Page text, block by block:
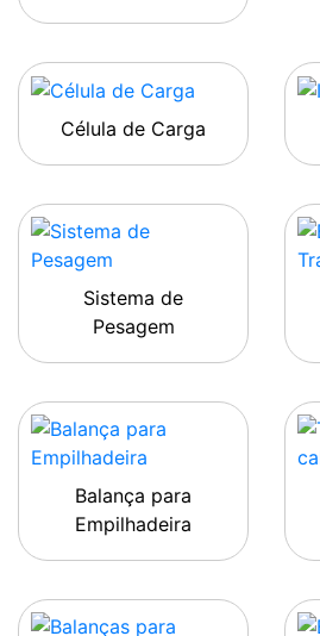
Célula de Carga
Sistema de
Pesagem
Balança para
Empilhadeira